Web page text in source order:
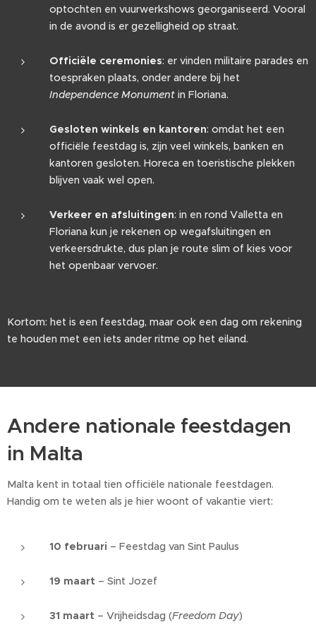
optochten en vuurwerkshows georganiseerd. Vooral
in de avond is er gezelligheid op straat.
Officiële ceremonies: er vinden militaire parades en
toespraken plaats, onder andere bij het
Independence Monument in Floriana.
Gesloten winkels en kantoren: omdat het een
officiële feestdag is, zijn veel winkels, banken en
kantoren gesloten. Horeca en toeristische plekken
blijven vaak wel open.
Verkeer en afsluitingen: in en rond Valletta en
Floriana kun je rekenen op wegafsluitingen en
verkeersdrukte, dus plan je route slim of kies voor
het openbaar vervoer.
Kortom: het is een feestdag, maar ook een dag om rekening
te houden met een iets ander ritme op het eiland.
Andere nationale feestdagen
in Malta 🇲🇹
Malta kent in totaal tien officiële nationale feestdagen.
Handig om te weten als je hier woont of vakantie viert:
10 februari – Feestdag van Sint Paulus
19 maart – Sint Jozef
31 maart – Vrijheidsdag (Freedom Day)